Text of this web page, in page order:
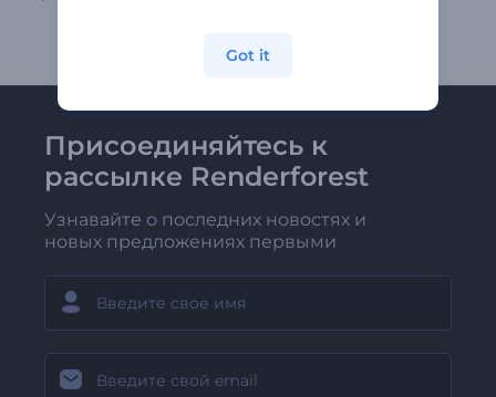
Присоединяйтесь к
рассылке Renderforest
Узнавайте о последних новостях и
новых предложениях первыми
Got it